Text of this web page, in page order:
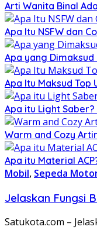
Arti Wanita Binal
Apa Itu NSFW dan
Apa yang
Apa Itu Maksud Top
Apa itu Light
Warm and Cozy
Apa itu Material
Mobil, Sepeda
Jelaskan Fungsi
Satukota.com –